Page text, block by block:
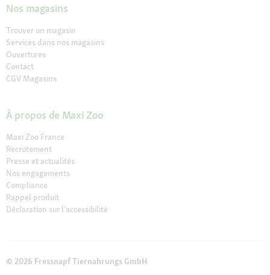
Nos magasins
Trouver un magasin
Services dans nos magasins
Ouvertures
Contact
CGV Magasins
À propos de Maxi Zoo
Maxi Zoo France
Recrutement
Presse et actualités
Nos engagements
Compliance
Rappel produit
Déclaration sur l’accessibilité
© 2026 Fressnapf Tiernahrungs GmbH